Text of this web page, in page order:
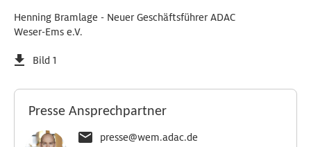
Henning Bramlage - Neuer Geschäftsführer ADAC
Weser-Ems e.V.
Bild 1
Presse Ansprechpartner
presse@wem.adac.de